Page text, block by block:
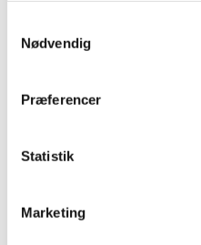
Nødvendig
Præferencer
Statistik
Marketing
april (24)
februar (12)
2016 (167)